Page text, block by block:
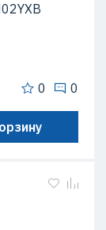
0 0